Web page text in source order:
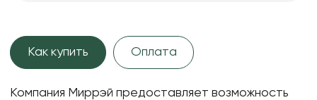
Как купить Оплата
Компания Миррэй предоставляет возможность